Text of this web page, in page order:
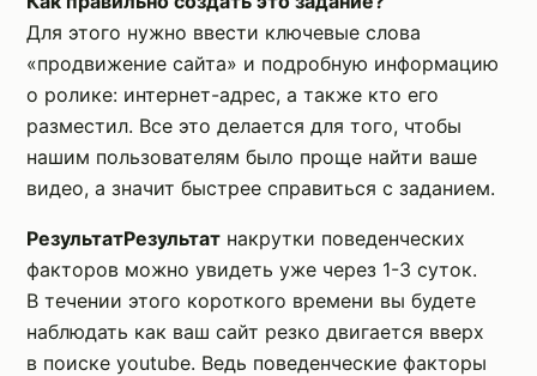
Для этого нужно ввести ключевые слова
«продвижение сайта» и подробную информацию
о ролике: интернет-адрес, а также кто его
разместил. Все это делается для того, чтобы
нашим пользователям было проще найти ваше
видео, а значит быстрее справиться с заданием.
РезультатРезультат накрутки поведенческих
факторов можно увидеть уже через 1-3 суток.
В течении этого короткого времени вы будете
наблюдать как ваш сайт резко двигается вверх
в поиске youtube. Ведь поведенческие факторы